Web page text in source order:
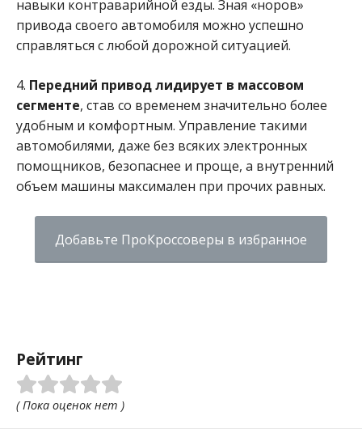
навыки контраварийной езды. Зная «норов»
привода своего автомобиля можно успешно
справляться с любой дорожной ситуацией.
4. Передний привод лидирует в массовом
сегменте, став со временем значительно более
удобным и комфортным. Управление такими
автомобилями, даже без всяких электронных
помощников, безопаснее и проще, а внутренний
объем машины максимален при прочих равных.
Добавьте ПроКроссоверы в избранное
Рейтинг
( Пока оценок нет )